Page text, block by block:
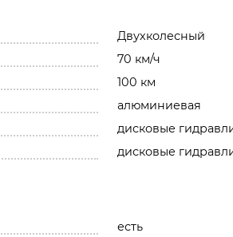
Двухколесный
70 км/ч
100 км
алюминиевая
дисковые
дисковые
есть